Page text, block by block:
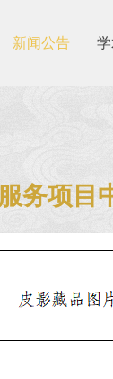
新闻公告
务项目